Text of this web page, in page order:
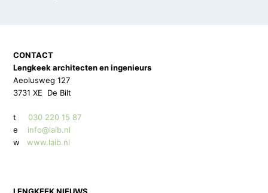
CONTACT
Lengkeek architecten en ingenieurs
Aeolusweg 127
3731 XE De Bilt
t030 220 15 87
e info@laib.nl
w
www.laib.nl